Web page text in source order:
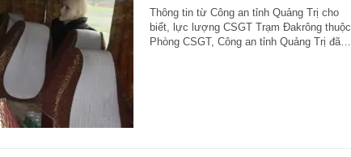
Thông tin từ Công an tỉnh Quảng Trị cho
biết, lực lượng CSGT Trạm Đakrông thuộc
Phòng CSGT, Công an tỉnh Quảng Trị đã…